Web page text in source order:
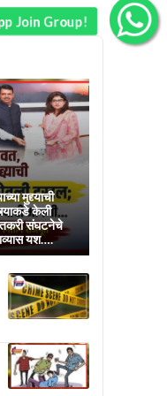
मुद्द्याची
केली
संघटनेचे
यश….
Join Group!